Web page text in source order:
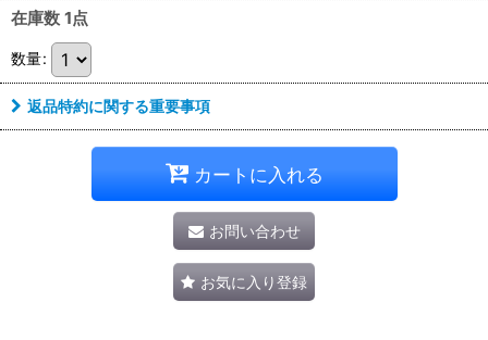
在庫数 1点
数量:
返品特約に関する重要事項
カートに入れる
お問い合わせ
お気に入り登録